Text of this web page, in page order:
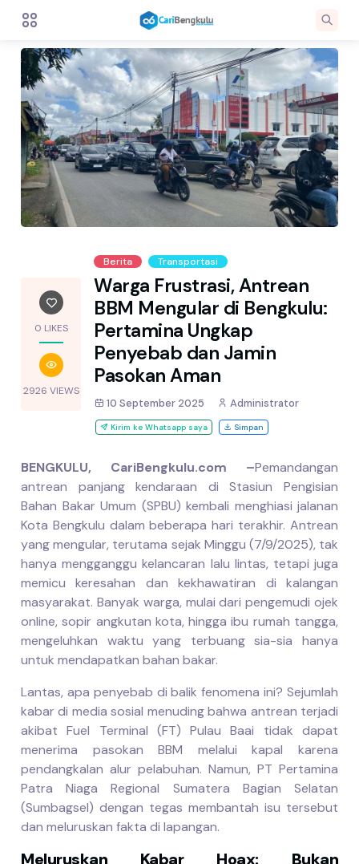
0 LIKES
2926 VIEWS
Berita Transportasi
Warga Frustrasi, Antrean
BBM Mengular di Bengkulu:
Pertamina Ungkap
Penyebab dan Jamin
Pasokan Aman
10 September 2025 Administrator
Kirim ke Whatsapp saya Simpan
BENGKULU, CariBengkulu.com –Pemandangan
antrean panjang kendaraan di Stasiun Pengisian
Bahan Bakar Umum (SPBU) kembali menghiasi jalanan
Kota Bengkulu dalam beberapa hari terakhir. Antrean
yang mengular, terutama sejak Minggu (7/9/2025), tak
hanya mengganggu kelancaran lalu lintas, tetapi juga
memicu keresahan dan kekhawatiran di kalangan
masyarakat. Banyak warga, mulai dari pengemudi ojek
online, sopir angkutan kota, hingga ibu rumah tangga,
mengeluhkan waktu yang terbuang sia-sia hanya
untuk mendapatkan bahan bakar.
Lantas, apa penyebab di balik fenomena ini? Sejumlah
kabar di media sosial menuding bahwa antrean terjadi
akibat Fuel Terminal (FT) Pulau Baai tidak dapat
menerima pasokan BBM melalui kapal karena
pendangkalan alur pelabuhan. Namun, PT Pertamina
Patra Niaga Regional Sumatera Bagian Selatan
(Sumbagsel) dengan tegas membantah isu tersebut
dan meluruskan fakta di lapangan.
Meluruskan Kabar Hoax: Bukan